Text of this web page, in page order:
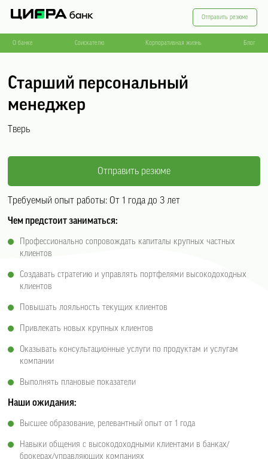
О банке Соискателю Корпоративная жизнь Блог
Отправить резюме
Старший персональный
менеджер
Тверь
Отправить резюме
Требуемый опыт работы: От 1 года до 3 лет
Чем предстоит заниматься:
Профессионально сопровождать капиталы крупных частных
клиентов
Создавать стратегию и управлять портфелями высокодоходных
клиентов
Повышать лояльность текущих клиентов
Привлекать новых крупных клиентов
Оказывать консультационные услуги по продуктам и услугам
компании
Выполнять плановые показатели
Наши ожидания:
Высшее образование, релевантный опыт от 1 года
Навыки общения с высокодоходными клиентами в банках/
брокерах/управляющих компаниях